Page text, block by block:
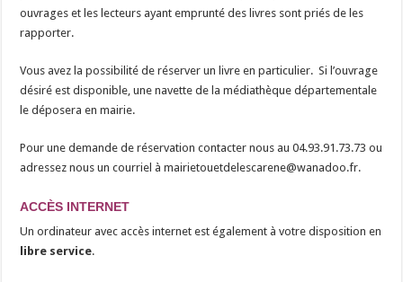
ouvrages et les lecteurs ayant emprunté des livres sont priés de les
rapporter.
Vous avez la possibilité de réserver un livre en particulier. Si l’ouvrage
désiré est disponible, une navette de la médiathèque départementale
le déposera en mairie.
Pour une demande de réservation contacter nous au 04.93.91.73.73 ou
adressez nous un courriel à mairietouetdelescarene@wanadoo.fr.
ACCÈS INTERNET
Un ordinateur avec accès internet est également à votre disposition en
libre service.